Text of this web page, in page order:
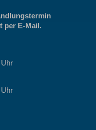
per E-Mail.